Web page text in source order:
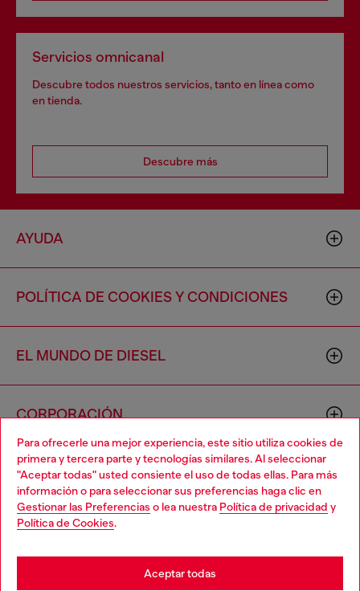
Para ofrecerle una mejor experiencia, este sitio utiliza cookies de
primera y tercera parte y tecnologías similares. Al seleccionar
"Aceptar todas" usted consiente el uso de todas ellas. Para más
información o para seleccionar sus preferencias haga clic en
Gestionar las Preferencias o lea nuestra Política de privacidad y
Política de Cookies.
Aceptar todas
Servicios omnicanal
Descubre todos nuestros servicios, tanto en línea como
en tienda.
Descubre más
AYUDA
POLÍTICA DE COOKIES Y CONDICIONES
EL MUNDO DE DIESEL
CORPORACIÓN